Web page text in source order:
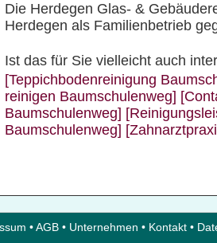
Die Herdegen Glas- &
Herdegen als Familienbetrieb
Ist das für Sie vielleicht auch
[Teppichbodenreinigung
reinigen Baumschulenweg]
Baumschulenweg]
Baumschulenweg]
•AGB • Unternehmen • Kontakt •